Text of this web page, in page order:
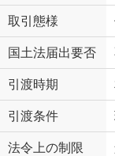
取引態様
国土法届出要否
引渡時期
引渡条件
法令上の制限